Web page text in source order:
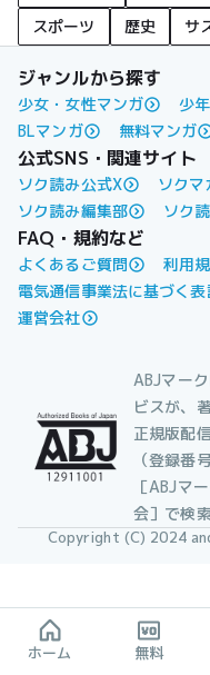
スポーツ
歴史 サ
ジャンルから探す
少女・女性マンガ 少
BLマンガ
無料マンガ
公式SNS・関連サイト
ソク読み公式X ソクマ
ソク読み編集部
ソク
FAQ・規約など
よくあるご質問 利用
電気通信事業法に基づく表
運営会社
ABJマー
ビスが、
正規版配
（登録番
［ABJマ
会］で検
Copyright (C) 2024
ホーム 無料